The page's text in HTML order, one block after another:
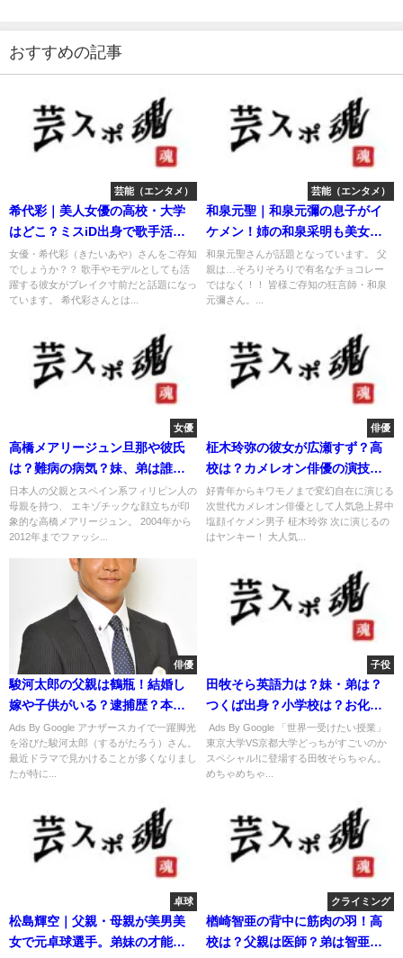
おすすめの記事
芸能（エンタメ）
希代彩｜美人女優の高校・大学
はどこ？ミスiD出身で歌手活動
も。
女優・希代彩（きたいあや）さんをご存知
でしょうか？？ 歌手やモデルとしても活
躍する彼女がブレイク寸前だと話題になっ
ています。 希代彩さんとは...
芸能（エンタメ）
和泉元聖｜和泉元彌の息子がイ
ケメン！姉の和泉采明も美女だ
った！
和泉元聖さんが話題となっています。 父
親は…そろりそろりで有名なチョコレー
ではなく！！ 皆様ご存知の狂言師・和泉
元彌さん。...
女優
高橋メアリージュン旦那や彼氏
は？難病の病気？妹、弟は誰？
カップは？
日本人の父親とスペイン系フィリピン人の
母親を持つ、 エキゾチックな顔立ちが印
象的な高橋メアリージュン。 2004年から
2012年までファッシ...
俳優
柾木玲弥の彼女が広瀬すず？高
校は？カメレオン俳優の演技が
すごい！
好青年からキワモノまで変幻自在に演じる
次世代カメレオン俳優として人気急上昇中
塩顔イケメン男子 柾木玲弥 次に演じるの
はヤンキー！ 大人気...
俳優
駿河太郎の父親は鶴瓶！結婚し
嫁や子供がいる？逮捕歴？本名
や身長？
Ads By Google アナザースカイで一躍脚光
を浴びた駿河太郎（するがたろう）さん。
最近ドラマで見かけることが多くなりまし
たが特に...
子役
田牧そら英語力は？妹・弟は？
つくば出身？小学校は？お化け
屋敷とは？
Ads By Google 「世界一受けたい授業」
東京大学VS京都大学どっちがすごいのか
スペシャル!に登場する田牧そらちゃん。
めちゃめちゃ...
卓球
松島輝空｜父親・母親が美男美
女で元卓球選手。弟妹の才能も
クライミング
楢崎智亜の背中に筋肉の羽！高
校は？父親は医師？弟は智亜！